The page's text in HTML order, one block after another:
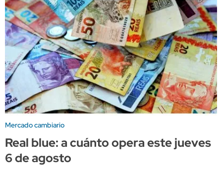
Mercado cambiario
Real blue: a cuánto opera este jueves
6 de agosto